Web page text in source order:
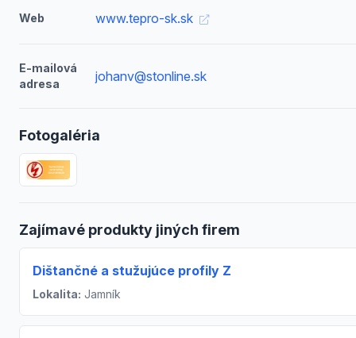
Web www.tepro-sk.sk
E-mailová
adresa
johanv@stonline.sk
Fotogaléria
Zajímavé produkty jiných firem
Dištančné a stužujúce profily Z
Lokalita: Jamník